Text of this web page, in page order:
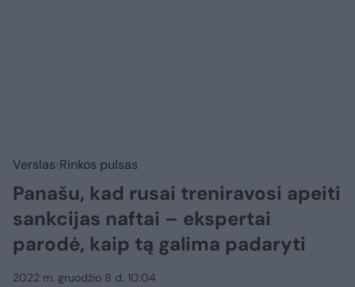
Verslas Rinkos pulsas
Panašu, kad rusai treniravosi apeiti
sankcijas naftai – ekspertai
parodė, kaip tą galima padaryti
2022 m. gruodžio 8 d. 10:04